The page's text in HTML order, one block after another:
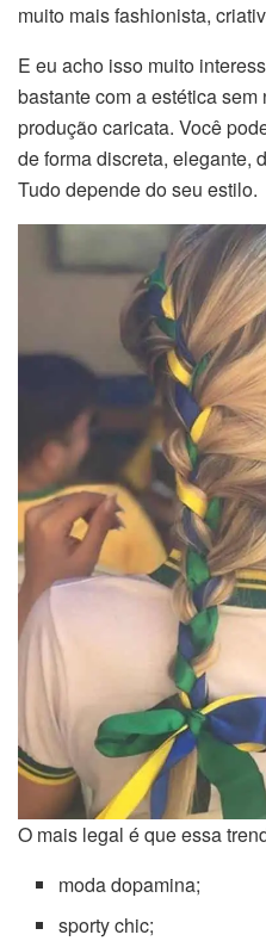
muito mais fashionista,
E eu acho isso muito
bastante com a estética
produção caricata. Você
de forma discreta, elegante,
Tudo depende do seu estilo.
O mais legal é que essa
moda dopamina;
sporty chic;